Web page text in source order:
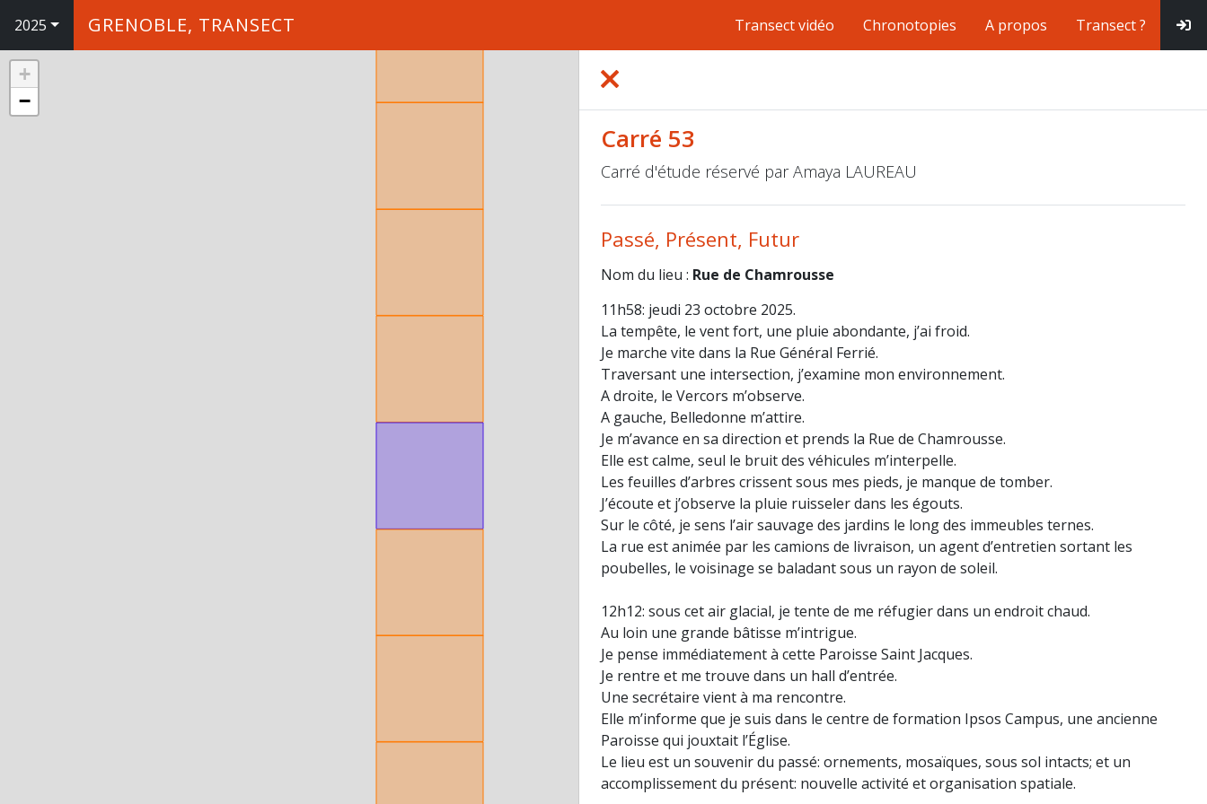
2025 GRENOBLE, TRANSECT Transect vidéo Chronotopies A propos Transect ?
+
−
Carré 53
Carré d'étude réservé par Amaya LAUREAU
Passé, Présent, Futur
Nom du lieu : Rue de Chamrousse
11h58: jeudi 23 octobre 2025.
La tempête, le vent fort, une pluie abondante, j’ai froid.
Je marche vite dans la Rue Général Ferrié.
Traversant une intersection, j’examine mon environnement.
A droite, le Vercors m’observe.
A gauche, Belledonne m’attire.
Je m’avance en sa direction et prends la Rue de Chamrousse.
Elle est calme, seul le bruit des véhicules m’interpelle.
Les feuilles d’arbres crissent sous mes pieds, je manque de tomber.
J’écoute et j’observe la pluie ruisseler dans les égouts.
Sur le côté, je sens l’air sauvage des jardins le long des immeubles ternes.
La rue est animée par les camions de livraison, un agent d’entretien sortant les
poubelles, le voisinage se baladant sous un rayon de soleil.
12h12: sous cet air glacial, je tente de me réfugier dans un endroit chaud.
Au loin une grande bâtisse m’intrigue.
Je pense immédiatement à cette Paroisse Saint Jacques.
Je rentre et me trouve dans un hall d’entrée.
Une secrétaire vient à ma rencontre.
Elle m’informe que je suis dans le centre de formation Ipsos Campus, une ancienne
Paroisse qui jouxtait l’Église.
Le lieu est un souvenir du passé: ornements, mosaïques, sous sol intacts; et un
accomplissement du présent: nouvelle activité et organisation spatiale.